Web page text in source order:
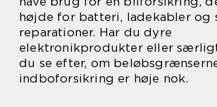
højde for batteri, ladekabler og
reparationer. Har du dyre
elektronikprodukter eller
du se efter, om
indboforsikring er høje nok.